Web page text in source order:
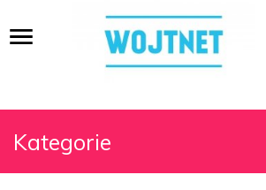
Kategorie